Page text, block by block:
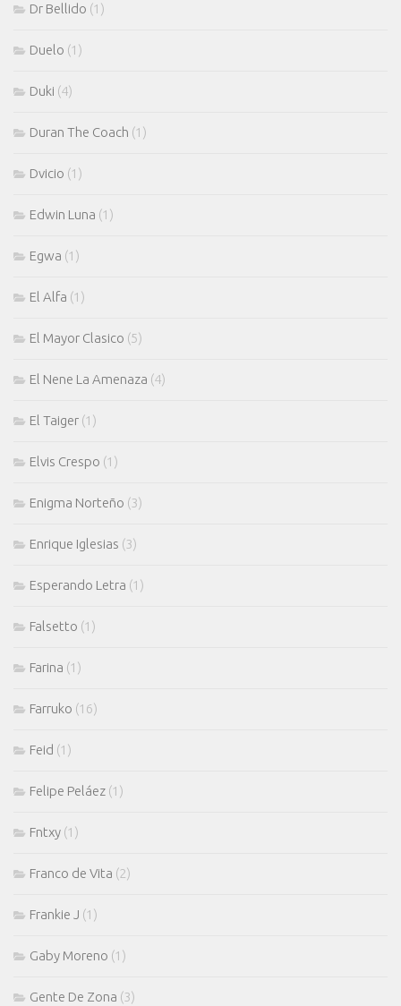
Dr Bellido (1)
Duelo (1)
Duki (4)
Duran The Coach (1)
Dvicio (1)
Edwin Luna (1)
Egwa (1)
El Alfa (1)
El Mayor Clasico (5)
El Nene La Amenaza (4)
El Taiger (1)
Elvis Crespo (1)
Enigma Norteño (3)
Enrique Iglesias (3)
Esperando Letra (1)
Falsetto (1)
Farina (1)
Farruko (16)
Feid (1)
Felipe Peláez (1)
Fntxy (1)
Franco de Vita (2)
Frankie J (1)
Gaby Moreno (1)
Gente De Zona (3)